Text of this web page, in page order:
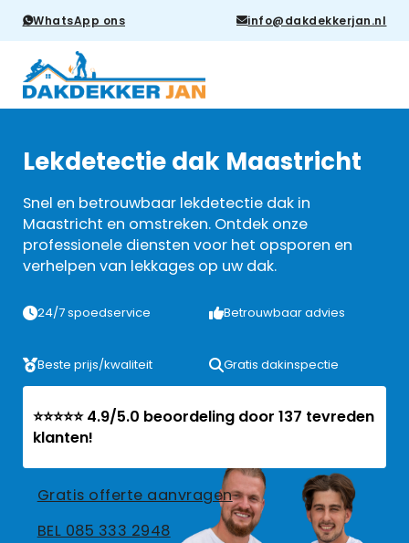
WhatsApp ons info@dakdekkerjan.nl
Lekdetectie dak Maastricht
Snel en betrouwbaar lekdetectie dak in
Maastricht en omstreken. Ontdek onze
professionele diensten voor het opsporen en
verhelpen van lekkages op uw dak.
24/7 spoedservice Betrouwbaar advies
Beste prijs/kwaliteit Gratis dakinspectie
⭐⭐⭐⭐⭐ 4.9/5.0 beoordeling door 137 tevreden
klanten!
Gratis offerte aanvragen
BEL 085 333 2948